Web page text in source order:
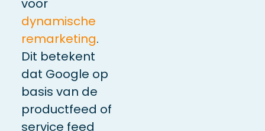
voor
dynamische
remarketing.
Dit betekent
dat Google op
basis van de
productfeed of
service feed